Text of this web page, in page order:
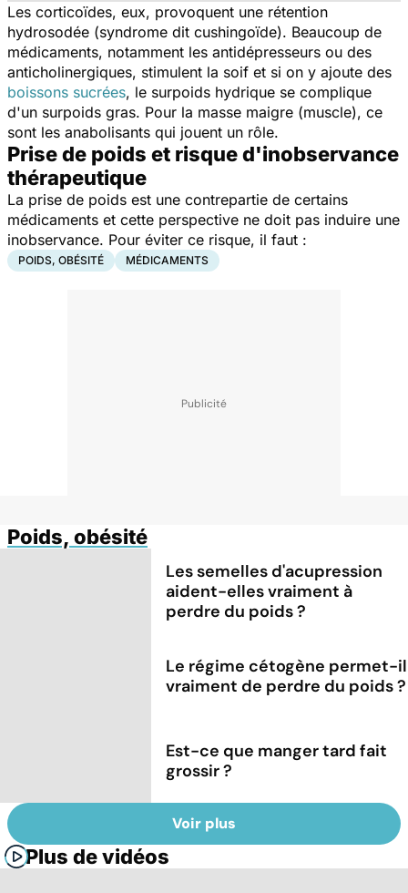
Les corticoïdes, eux, provoquent une rétention
hydrosodée (syndrome dit cushingoïde). Beaucoup de
médicaments, notamment les antidépresseurs ou des
anticholinergiques, stimulent la soif et si on y ajoute des
boissons sucrées, le surpoids hydrique se complique
d'un surpoids gras. Pour la masse maigre (muscle), ce
sont les anabolisants qui jouent un rôle.
Prise de poids et risque d'inobservance
thérapeutique
La prise de poids est une contrepartie de certains
médicaments et cette perspective ne doit pas induire une
inobservance. Pour éviter ce risque, il faut :
POIDS, OBÉSITÉ MÉDICAMENTS
Poids, obésité
Les semelles d'acupression
aident-elles vraiment à
perdre du poids ?
Le régime cétogène permet-il
vraiment de perdre du poids ?
Est-ce que manger tard fait
grossir ?
Voir plus
Plus de vidéos